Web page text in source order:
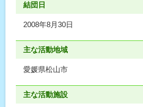
結団日
2008年8月30日
主な活動地域
愛媛県松山市
主な活動施設